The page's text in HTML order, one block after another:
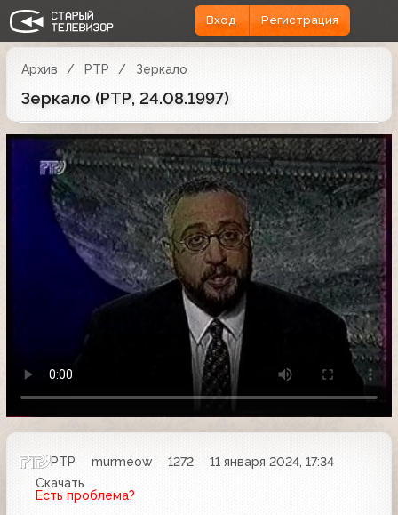
Вход Регистрация
Архив РТР Зеркало
Зеркало (РТР, 24.08.1997)
РТР murmeow 1272
11 января 2024, 17:34
Скачать
Есть проблема?